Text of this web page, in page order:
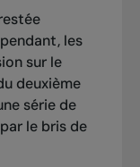
les
sur le
deuxième
série de
le bris de